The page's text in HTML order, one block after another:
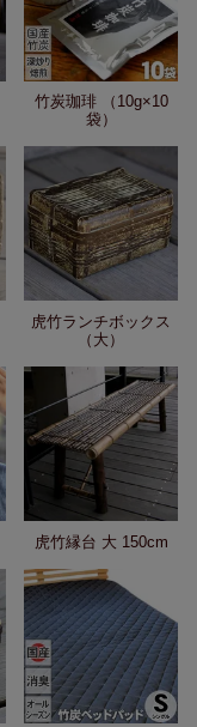
竹炭珈琲 （10g×10
袋）
虎竹ランチボックス
（大）
虎竹縁台 大 150cm